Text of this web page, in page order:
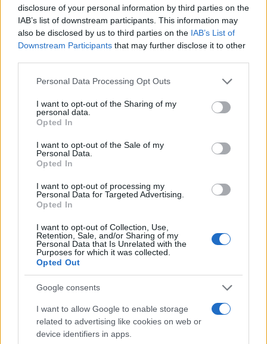
disclosure of your personal information by third parties on the
IAB’s list of downstream participants. This information may
also be disclosed by us to third parties on the IAB’s List of
Downstream Participants that may further disclose it to other
Please note that this website/app uses one or more Google
not limited to your visit or usage behaviour. You may click to
grant or deny consent to Google and its third-party tags to
use your data for below specified purposes in below Google
consent section.
Personal Data Processing Opt Outs
I want to opt-out of the Sharing of my
personal data.
Opted In
I want to opt-out of the Sale of my
Personal Data.
Opted In
I want to opt-out of processing my
Personal Data for Targeted Advertising.
Opted In
I want to opt-out of Collection, Use,
Retention, Sale, and/or Sharing of my
Personal Data that Is Unrelated with the
Purposes for which it was collected.
Opted Out
Google consents
I want to allow Google to enable storage
related to advertising like cookies on web or
device identifiers in apps.
14:00
Το Νέο Δελχί «παγώνει» το Su-57E – Στο
30MKI, τα Rafale και το AMCA
Θα μπει η Τουρκία στο πρόγραμμα
μαχητικού 6ης γενιάς GCAP; Γιατί τη
συμφέρει σε πολλά επίπεδα
Τα νέα Canadair DHC-515
κατασκευάζονται – οι μεγάλες
προσδοκίες και η πραγματικότητα